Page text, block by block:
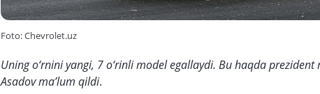
Foto: Chevrolet.uz
Uning o‘rnini yangi, 7 o‘rinli model egallaydi. Bu haqda
Asadov ma’lum qildi.